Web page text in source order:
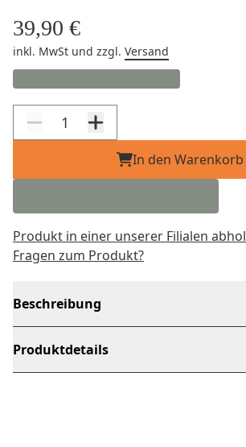
39,90 €
inkl. MwSt und zzgl. Versand
In den Warenkorb
Produkt in einer unserer Filialen
Fragen zum Produkt?
Beschreibung
Produktdetails